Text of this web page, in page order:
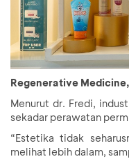
Regenerative Medicine,
Menurut dr. Fredi,
sekadar perawatan
“Estetika tidak
melihat lebih dalam,